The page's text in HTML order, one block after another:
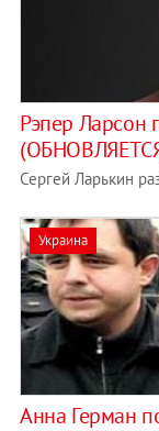
Рэпер Ларсон
Сергей Ларькин
Украина
Анна Герман